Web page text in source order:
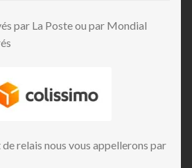
par La Poste ou par Mondial
relais nous vous appellerons par